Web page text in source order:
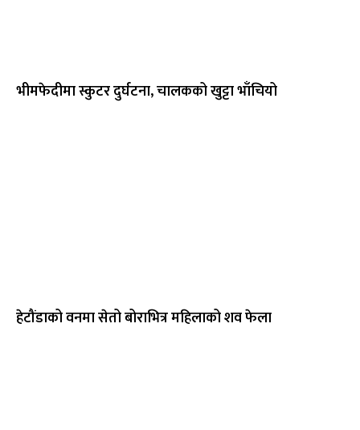
भीमफेदीमा स्कुटर दुर्घटना, चालकको खुट्टा भाँचियो
हेटौंडाको वनमा सेतो बोराभित्र महिलाको शव फेला